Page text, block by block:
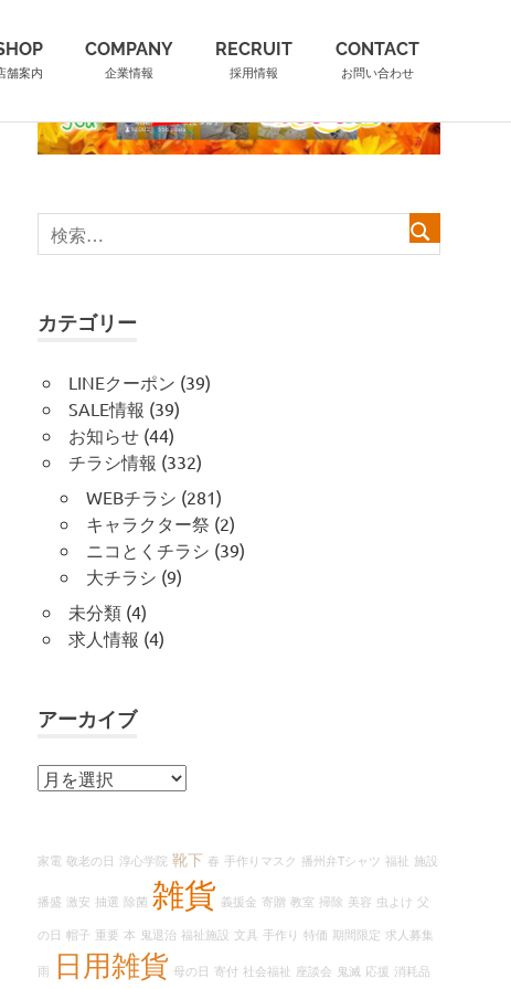
舗案内
COMPANY
企業情報
RECRUIT
採用情報
CONTACT
お問い合わせ
カテゴリー
LINEクーポン (39)
SALE情報 (39)
お知らせ (44)
チラシ情報 (332)
WEBチラシ (281)
キャラクター祭 (2)
ニコとくチラシ (39)
大チラシ (9)
未分類 (4)
求人情報 (4)
アーカイブ
ア
イ
家電 敬老の日 淳心学院 靴下 春 手作りマスク 播州弁Tシャツ 福祉 施設
播盛 激安 抽選 除菌 雑貨 義援金 寄贈 教室 掃除 美容 虫よけ 父
の日 帽子 重要 本 鬼退治 福祉施設 文具 手作り 特価 期間限定 求人募集
雨 日用雑貨 母の日 寄付 社会福祉 座談会 鬼滅 応援 消耗品